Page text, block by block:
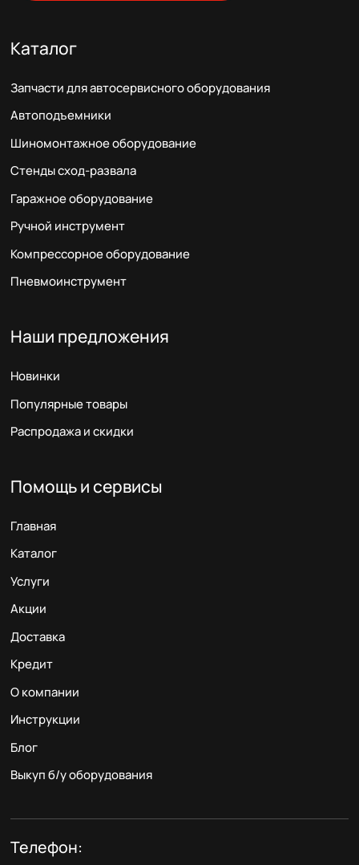
Каталог
Запчасти для автосервисного оборудования
Автоподъемники
Шиномонтажное оборудование
Стенды сход-развала
Гаражное оборудование
Ручной инструмент
Компрессорное оборудование
Пневмоинструмент
Наши предложения
Новинки
Популярные товары
Распродажа и скидки
Помощь и сервисы
Главная
Каталог
Услуги
Акции
Доставка
Кредит
О компании
Инструкции
Блог
Выкуп б/у оборудования
Телефон: